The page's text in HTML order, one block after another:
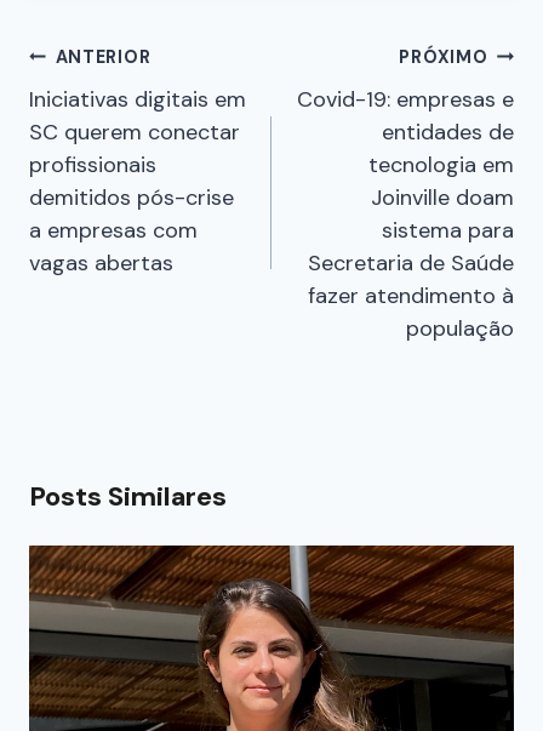
ANTERIOR
Iniciativas digitais em
SC querem conectar
profissionais
demitidos pós-crise
a empresas com
vagas abertas
PRÓXIMO
Covid-19: empresas e
entidades de
tecnologia em
Joinville doam
sistema para
Secretaria de Saúde
fazer atendimento à
população
Posts Similares